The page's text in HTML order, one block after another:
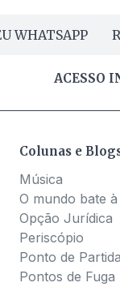
WHATSAPP
ACESSO
Colunas e
Música
O mundo bate
Opção Jurídica
Periscópio
Ponto de Partida
Pontos de Fuga